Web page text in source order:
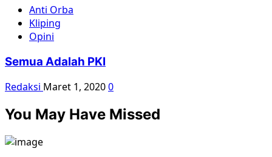
Anti Orba
Kliping
Opini
Semua Adalah PKI
Redaksi Maret 1, 20200
You May Have Missed